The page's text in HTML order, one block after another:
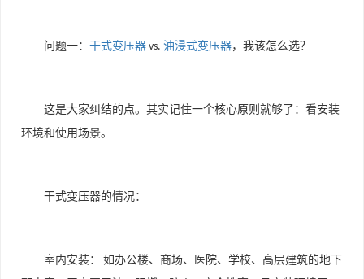
问题一： 干式变压器 vs. 油浸式变压器，我该怎么选？
这是大家纠结的点。其实记住一个核心原则就够了：看安装
环境和使用场景。
干式变压器的情况：
室内安装：
如办公楼、商场、医院、学校、高层建筑的地下